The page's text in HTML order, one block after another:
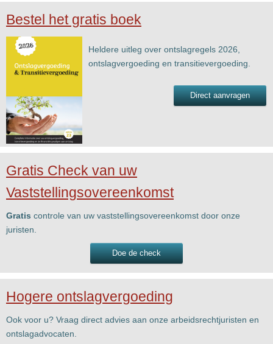
Bestel het gratis boek
Heldere uitleg over ontslagregels 2026,
ontslagvergoeding en transitievergoeding.
Direct aanvragen
Gratis Check van uw
Vaststellingsovereenkomst
Gratis controle van uw vaststellingsovereenkomst door onze
juristen.
Doe de check
Hogere ontslagvergoeding
Ook voor u? Vraag direct advies aan onze arbeidsrechtjuristen en
ontslagadvocaten.